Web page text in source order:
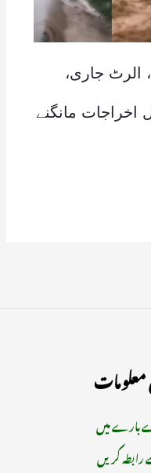
الرٹ جاری،
اخراجات مانگنے
معلومات
بارے میں
کریں